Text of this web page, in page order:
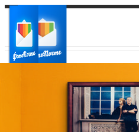
Ваш регион доставки